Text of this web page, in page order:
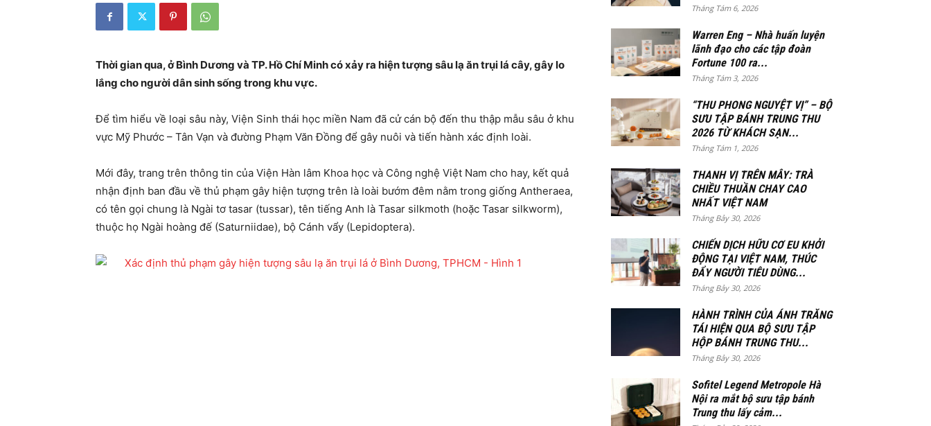
Thời gian qua, ở Bình Dương và TP. Hồ Chí Minh có xảy ra hiện tượng sâu lạ ăn trụi lá cây, gây lo
lắng cho người dân sinh sống trong khu vực.
Để tìm hiểu về loại sâu này, Viện Sinh thái học miền Nam đã cử cán bộ đến thu thập mẫu sâu ở khu
vực Mỹ Phước – Tân Vạn và đường Phạm Văn Đồng để gây nuôi và tiến hành xác định loài.
Mới đây, trang trên thông tin của Viện Hàn lâm Khoa học và Công nghệ Việt Nam cho hay, kết quả
nhận định ban đầu về thủ phạm gây hiện tượng trên là loài bướm đêm nằm trong giống Antheraea,
có tên gọi chung là Ngài tơ tasar (tussar), tên tiếng Anh là Tasar silkmoth (hoặc Tasar silkworm),
thuộc họ Ngài hoàng đế (Saturniidae), bộ Cánh vẩy (Lepidoptera).
Tháng Tám 6, 2026
Warren Eng – Nhà huấn luyện
lãnh đạo cho các tập đoàn
Fortune 100 ra...
Tháng Tám 3, 2026
“THU PHONG NGUYỆT VỊ” – BỘ
SƯU TẬP BÁNH TRUNG THU
2026 TỪ KHÁCH SẠN...
Tháng Tám 1, 2026
THANH VỊ TRÊN MÂY: TRÀ
CHIỀU THUẦN CHAY CAO
NHẤT VIỆT NAM
Tháng Bảy 30, 2026
CHIẾN DỊCH HỮU CƠ EU KHỞI
ĐỘNG TẠI VIỆT NAM, THÚC
ĐẨY NGƯỜI TIÊU DÙNG...
Tháng Bảy 30, 2026
HÀNH TRÌNH CỦA ÁNH TRĂNG
TÁI HIỆN QUA BỘ SƯU TẬP
HỘP BÁNH TRUNG THU...
Tháng Bảy 30, 2026
Sofitel Legend Metropole Hà
Nội ra mắt bộ sưu tập bánh
Trung thu lấy cảm...